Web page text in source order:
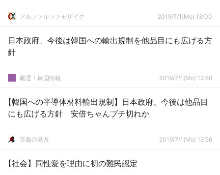
アルファルファモザイク 2019/7/1(Mo) 13:00
日本政府、今後は韓国への輸出規制を他品目にも広げる方
針
厳選！韓国情報 2019/7/1(Mo) 12:58
【韓国への半導体材料輸出規制】日本政府、今後は他品目
にも広げる方針 安倍ちゃんブチ切れか
正義の見方 2019/7/1(Mo) 12:56
【社会】同性愛を理由に初の難民認定